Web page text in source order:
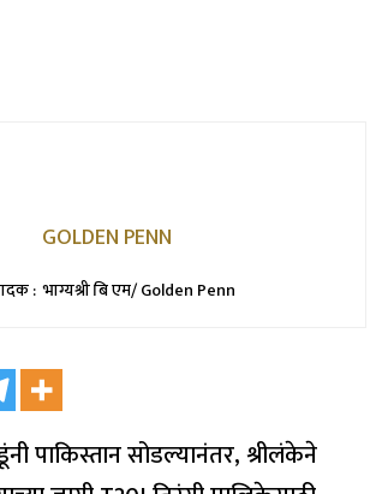
GOLDEN PENN
: भाग्यश्री बि एम/ Golden Penn